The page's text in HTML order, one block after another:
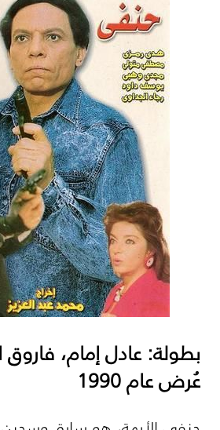
بطولة: عادل إمام،
عُرض عام 1990